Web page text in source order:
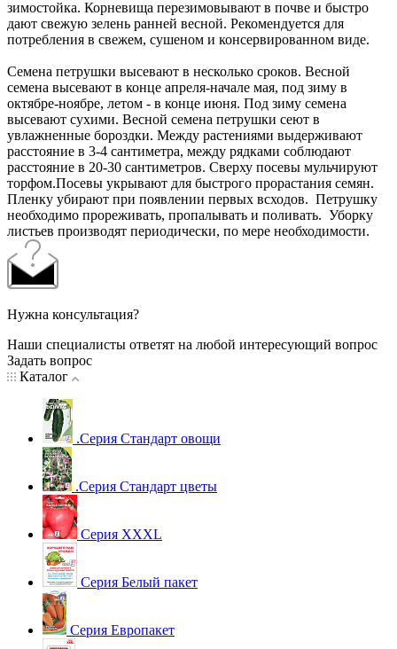
зимостойка. Корневища перезимовывают в почве и быстро
дают свежую зелень ранней весной. Рекомендуется для
потребления в свежем, сушеном и консервированном виде.
Семена петрушки высевают в несколько сроков. Весной
семена высевают в конце апреля-начале мая, под зиму в
октябре-ноябре, летом - в конце июня. Под зиму семена
высевают сухими. Весной семена петрушки сеют в
увлажненные бороздки. Между растениями выдерживают
расстояние в 3-4 сантиметра, между рядками соблюдают
расстояние в 20-30 сантиметров. Сверху посевы мульчируют
торфом.Посевы укрывают для быстрого прорастания семян.
Пленку убирают при появлении первых всходов. Петрушку
необходимо прореживать, пропалывать и поливать. Уборку
листьев производят периодически, по мере необходимости.
Нужна консультация?
Наши специалисты ответят на любой интересующий вопрос
Задать вопрос
Каталог
.Серия Стандарт овощи
.Серия Стандарт цветы
Серия XXXL
Серия Белый пакет
Серия Европакет